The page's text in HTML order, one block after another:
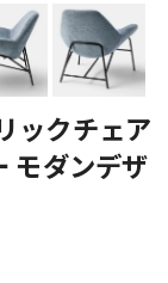
ックチェア
モダンデザ